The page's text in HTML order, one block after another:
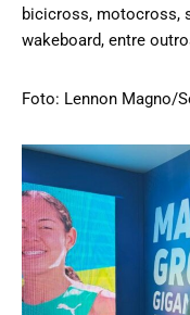
bicicross, motocross,
wakeboard, entre
Foto: Lennon Magno/